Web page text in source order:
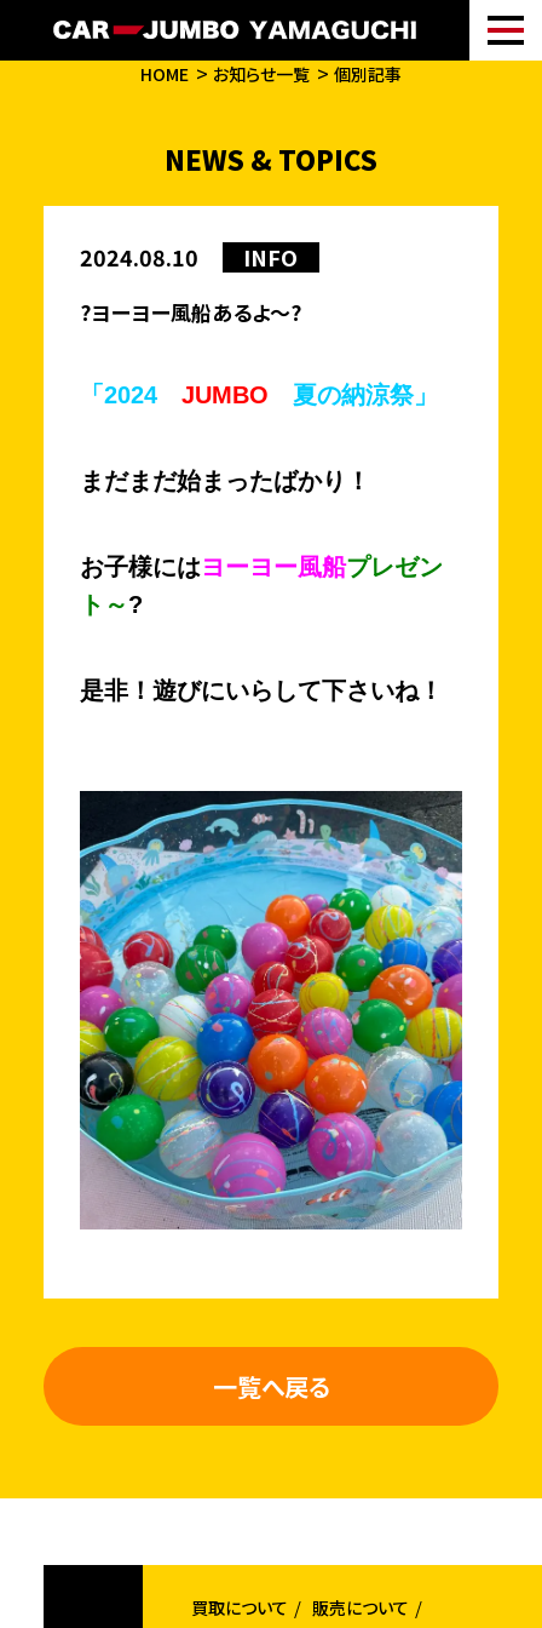
HOME お知らせ一覧 個別記事
NEWS & TOPICS
2024.08.10 INFO
?ヨーヨー風船あるよ～?
「2024 JUMBO 夏の納涼祭」
まだまだ始まったばかり！
お子様にはヨーヨー風船プレゼン
ト～?
是非！遊びにいらして下さいね！
一覧へ戻る
買取について 販売について